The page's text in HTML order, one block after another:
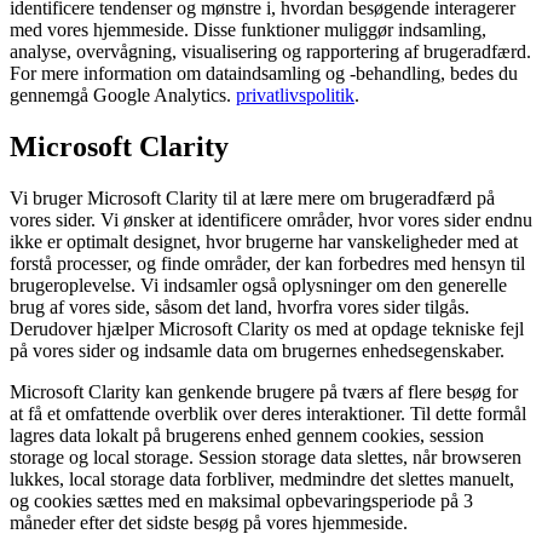
identificere tendenser og mønstre i, hvordan besøgende interagerer
med vores hjemmeside. Disse funktioner muliggør indsamling,
analyse, overvågning, visualisering og rapportering af brugeradfærd.
For mere information om dataindsamling og -behandling, bedes du
gennemgå Google Analytics. privatlivspolitik.
Microsoft Clarity
Vi bruger Microsoft Clarity til at lære mere om brugeradfærd på
vores sider. Vi ønsker at identificere områder, hvor vores sider endnu
ikke er optimalt designet, hvor brugerne har vanskeligheder med at
forstå processer, og finde områder, der kan forbedres med hensyn til
brugeroplevelse. Vi indsamler også oplysninger om den generelle
brug af vores side, såsom det land, hvorfra vores sider tilgås.
Derudover hjælper Microsoft Clarity os med at opdage tekniske fejl
på vores sider og indsamle data om brugernes enhedsegenskaber.
Microsoft Clarity kan genkende brugere på tværs af flere besøg for
at få et omfattende overblik over deres interaktioner. Til dette formål
lagres data lokalt på brugerens enhed gennem cookies, session
storage og local storage. Session storage data slettes, når browseren
lukkes, local storage data forbliver, medmindre det slettes manuelt,
og cookies sættes med en maksimal opbevaringsperiode på 3
måneder efter det sidste besøg på vores hjemmeside.